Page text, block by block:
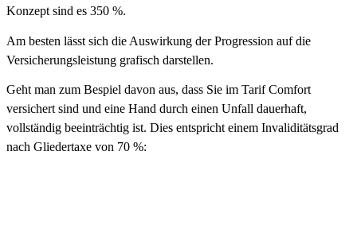
Konzept sind es 350 %.
Am besten lässt sich die Auswirkung der Progression auf die
Versicherungsleistung grafisch darstellen.
Geht man zum Bespiel davon aus, dass Sie im Tarif Comfort
versichert sind und eine Hand durch einen Unfall dauerhaft,
vollständig beeinträchtig ist. Dies entspricht einem Invaliditätsgrad
nach Gliedertaxe von 70 %: